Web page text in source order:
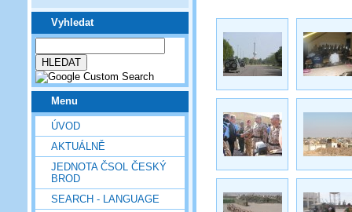
Vyhledat
Menu
ÚVOD
AKTUÁLNĚ
JEDNOTA ČSOL ČESKÝ
BROD
SEARCH - LANGUAGE